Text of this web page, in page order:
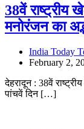
38वें
मनोरंजन का
India Today
February 2,
देहरादून : 38वें
पांचवें दिन […]